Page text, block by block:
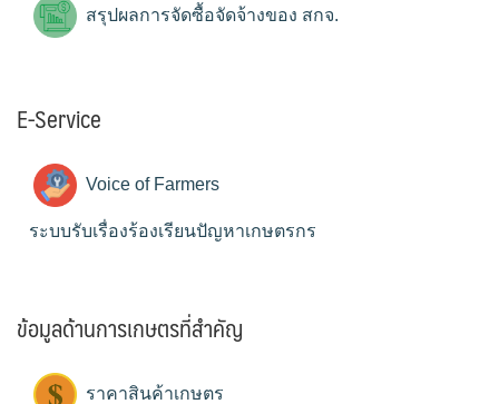
สรุปผลการจัดซื้อจัดจ้างของ สกจ.
E-Service
Voice of Farmers
ระบบรับเรื่องร้องเรียนปัญหาเกษตรกร
ข้อมูลด้านการเกษตรที่สำคัญ
ราคาสินค้าเกษตร